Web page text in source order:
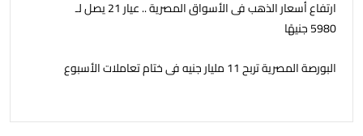
ارتفاع أسعار الذهب فى الأسواق المصرية .. عيار 21 يصل لـ
5980 جنيهًا
البورصة المصرية تربح 11 مليار جنيه فى ختام تعاملات الأسبوع